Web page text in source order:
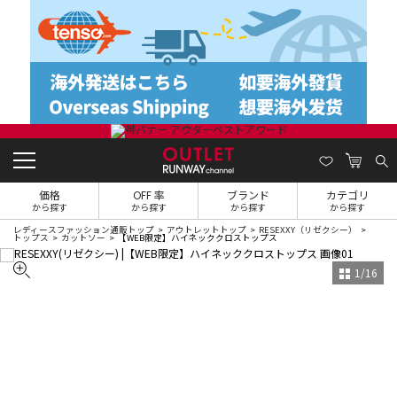
価格
から探す
OFF 率
から探す
ブランド
から探す
カテゴリ
から探す
レディースファッション通販トップ アウトレットトップ RESEXXY（リゼクシー）
トップス カットソー 【WEB限定】ハイネッククロストップス
1 /16